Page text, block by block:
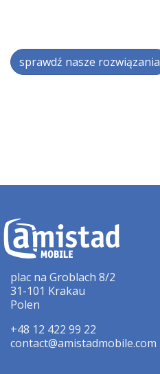
sprawdź nasze rozwiązania
plac na Groblach 8/2
31-101 Krakau
Polen
+48 12 422 99 22
contact@amistadmobile.com